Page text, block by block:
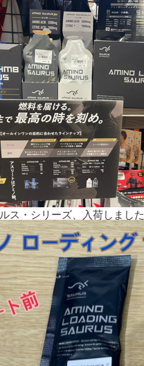
ス・シリーズ、入荷しました